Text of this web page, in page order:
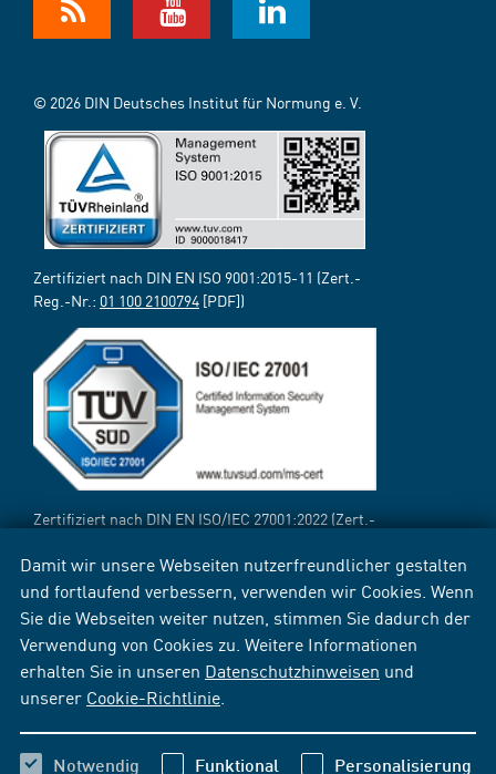
Damit wir unsere Webseiten nutzerfreundlicher gestalten
und fortlaufend verbessern, verwenden wir Cookies. Wenn
Sie die Webseiten weiter nutzen, stimmen Sie dadurch der
Verwendung von Cookies zu. Weitere Informationen
erhalten Sie in unseren Datenschutzhinweisen und
unserer Cookie-Richtlinie
Notwendig Funktional Personalisierung
© 2026 DIN Deutsches Institut für Normung e. V.
Zertifiziert nach DIN EN ISO 9001:2015-11 (Zert.-
Reg.-Nr.: 01 100 2100794 [PDF])
Zertifiziert nach DIN EN ISO/IEC 27001:2022 (Zert.-